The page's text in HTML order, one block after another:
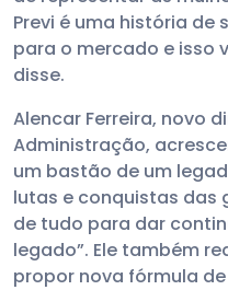
Previ é uma história de
para o mercado e isso
disse.
Alencar Ferreira, novo
Administração,
um bastão de um
lutas e conquistas das
de tudo para dar
legado”. Ele também
propor nova fórmula